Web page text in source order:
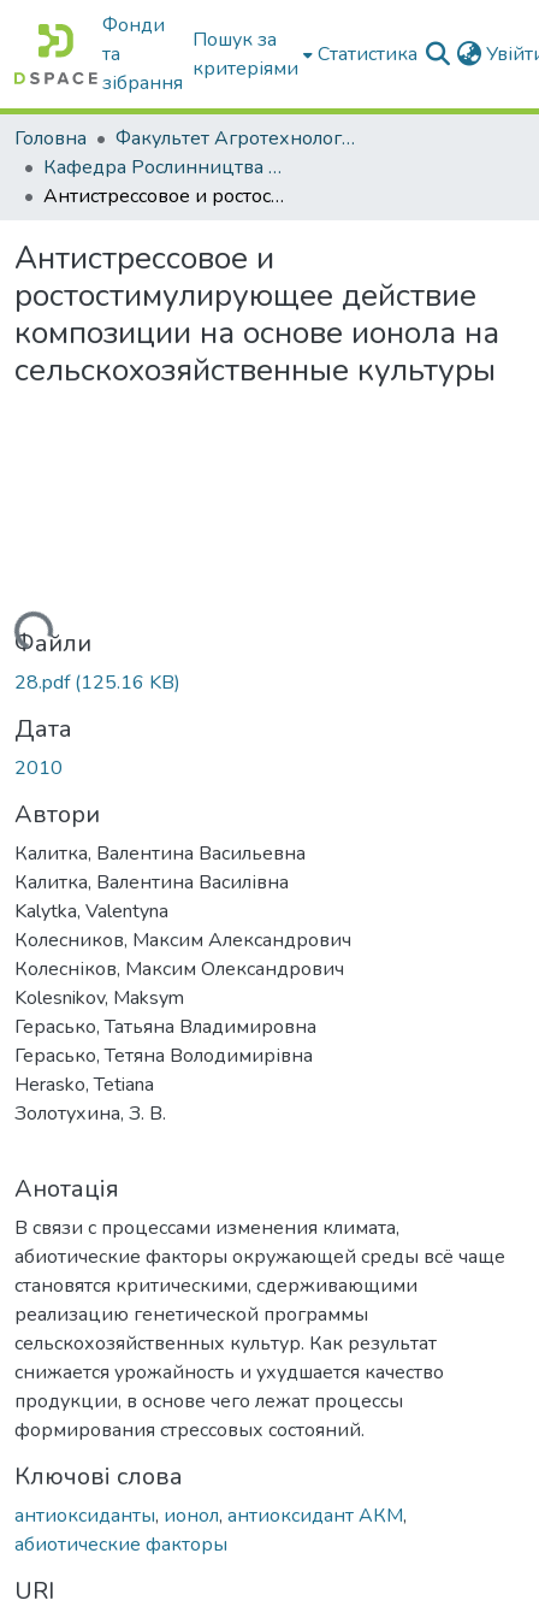
Фонди
та
зібрання
Пошук за
критеріями
Статистика
Головна
Факультет Агротехнологій та екології
Кафедра Рослинництва та садівництва ім. професора В.В. Калитки
Антистрессовое и ростостимулирующее действие композиции на основе ионола на сельскохозяйственные культуры
Антистрессовое и
ростостимулирующее действие
композиции на основе ионола на
сельскохозяйственные культуры
Файли
28.pdf(125.16 KB)
Дата
2010
Автори
Калитка, Валентина Васильевна
Калитка, Валентина Василівна
Kalytka, Valentyna
Колесников, Максим Александрович
Колесніков, Максим Олександрович
Kolesnikov, Maksym
Герасько, Татьяна Владимировна
Герасько, Тетяна Володимирівна
Herasko, Tetiana
Золотухина, З. В.
Анотація
В связи с процессами изменения климата,
абиотические факторы окружающей среды всё чаще
становятся критическими, сдерживающими
реализацию генетической программы
сельскохозяйственных культур. Как результат
снижается урожайность и ухудшается качество
продукции, в основе чего лежат процессы
формирования стрессовых состояний.
Ключові слова
антиоксиданты, ионол, антиоксидант АКМ,
абиотические факторы
URI